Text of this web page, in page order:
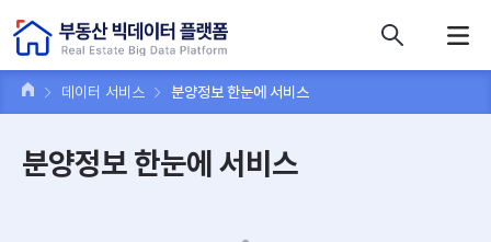
데이터 서비스 분양정보 한눈에 서비스
분양정보 한눈에 서비스